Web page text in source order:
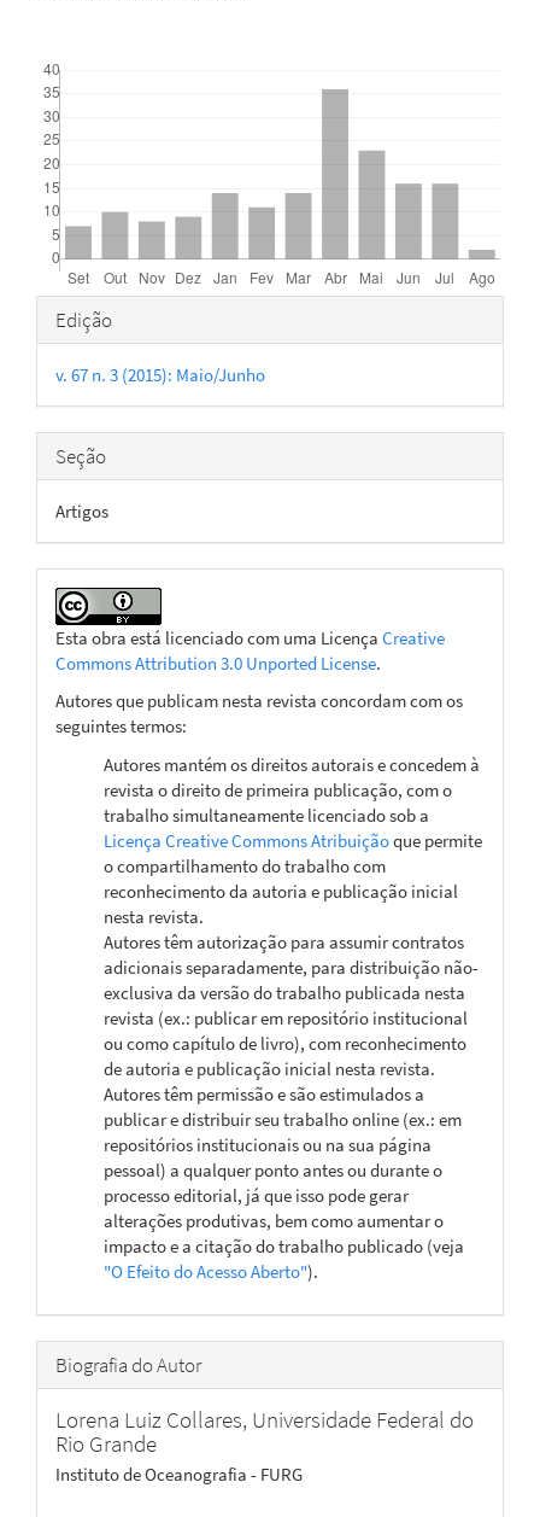
Detalhes
do
artigo
Edição
v. 67 n. 3 (2015): Maio/Junho
Seção
Artigos
Esta obra está licenciado com uma Licença Creative
Commons Attribution 3.0 Unported License.
Autores que publicam nesta revista concordam com os
seguintes termos:
Autores mantém os direitos autorais e concedem à
revista o direito de primeira publicação, com o
trabalho simultaneamente licenciado sob a
Licença Creative Commons Atribuiçãoque permite
o compartilhamento do trabalho com
reconhecimento da autoria e publicação inicial
nesta revista.
Autores têm autorização para assumir contratos
adicionais separadamente, para distribuição não-
exclusiva da versão do trabalho publicada nesta
revista (ex.: publicar em repositório institucional
ou como capítulo de livro), com reconhecimento
de autoria e publicação inicial nesta revista.
Autores têm permissão e são estimulados a
publicar e distribuir seu trabalho online (ex.: em
repositórios institucionais ou na sua página
pessoal) a qualquer ponto antes ou durante o
processo editorial, já que isso pode gerar
alterações produtivas, bem como aumentar o
impacto e a citação do trabalho publicado (veja
"O Efeito do Acesso Aberto").
Biografia do Autor
Lorena Luiz Collares, Universidade Federal do
Rio Grande
Instituto de Oceanografia - FURG